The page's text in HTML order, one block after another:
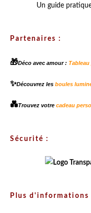
Un guide
Partenaires :
🎁Déco avec amour :
✨Découvrez les boules
💑Trouvez votre cadeau
Sécurité :
Plus d'informations